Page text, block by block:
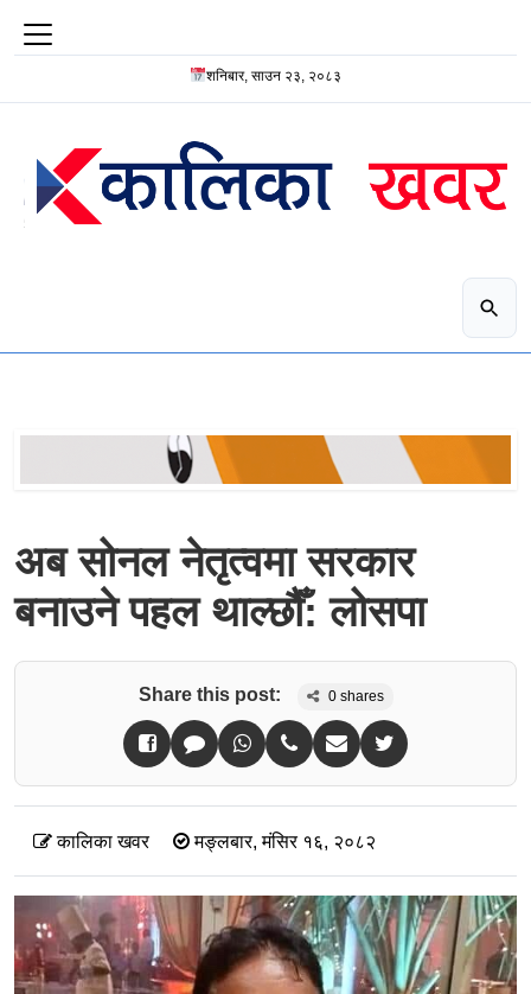
शनिबार, साउन २३, २०८३
अब सोनल नेतृत्वमा सरकार
बनाउने पहल थाल्छौँ: लोसपा
Share this post: 0 shares
कालिका खवर मङ्लबार, मंसिर १६, २०८२